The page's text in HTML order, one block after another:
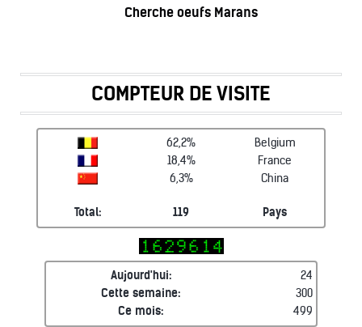
Cherche oeufs Marans
COMPTEUR DE VISITE
62,2%
Belgium
18,4%
France
6,3%
China
Total: 119 Pays
Aujourd'hui:
24
Cette semaine:
300
Ce mois:
499